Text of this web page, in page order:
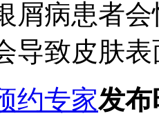
屑病患者
导致皮肤
约专家发布